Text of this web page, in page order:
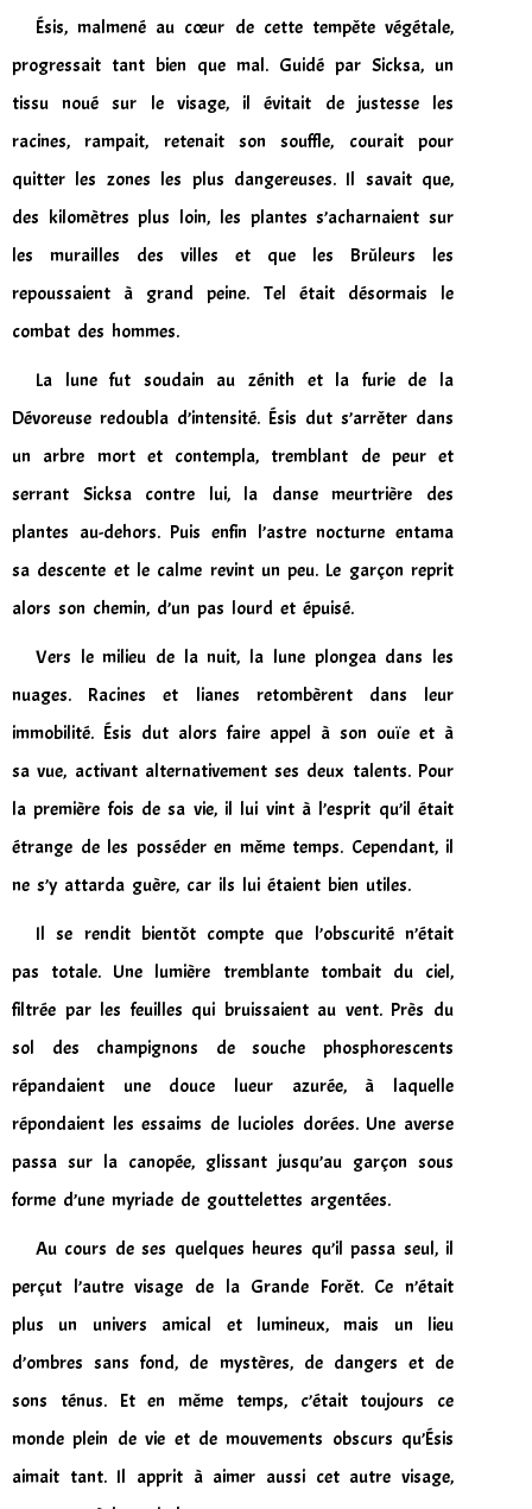
Ésis, malmené au cœur de cette tempête végétale,
progressait tant bien que mal. Guidé par Sicksa, un
tissu noué sur le visage, il évitait de justesse les
racines, rampait, retenait son souffle, courait pour
quitter les zones les plus dangereuses. Il savait que,
des kilomètres plus loin, les plantes s’acharnaient sur
les murailles des villes et que les Brûleurs les
repoussaient à grand peine. Tel était désormais le
combat des hommes.
La lune fut soudain au zénith et la furie de la
Dévoreuse redoubla d’intensité. Ésis dut s’arrêter dans
un arbre mort et contempla, tremblant de peur et
serrant Sicksa contre lui, la danse meurtrière des
plantes au-dehors. Puis enfin l’astre nocturne entama
sa descente et le calme revint un peu. Le garçon reprit
alors son chemin, d’un pas lourd et épuisé.
Vers le milieu de la nuit, la lune plongea dans les
nuages. Racines et lianes retombèrent dans leur
immobilité. Ésis dut alors faire appel à son ouïe et à
sa vue, activant alternativement ses deux talents. Pour
la première fois de sa vie, il lui vint à l’esprit qu’il était
étrange de les posséder en même temps. Cependant, il
ne s’y attarda guère, car ils lui étaient bien utiles.
Il se rendit bientôt compte que l’obscurité n’était
pas totale. Une lumière tremblante tombait du ciel,
filtrée par les feuilles qui bruissaient au vent. Près du
sol des champignons de souche phosphorescents
répandaient une douce lueur azurée, à laquelle
répondaient les essaims de lucioles dorées. Une averse
passa sur la canopée, glissant jusqu’au garçon sous
forme d’une myriade de gouttelettes argentées.
Au cours de ses quelques heures qu’il passa seul, il
perçut l’autre visage de la Grande Forêt. Ce n’était
plus un univers amical et lumineux, mais un lieu
d’ombres sans fond, de mystères, de dangers et de
sons ténus. Et en même temps, c’était toujours ce
monde plein de vie et de mouvements obscurs qu’Ésis
aimait tant. Il apprit à aimer aussi cet autre visage,